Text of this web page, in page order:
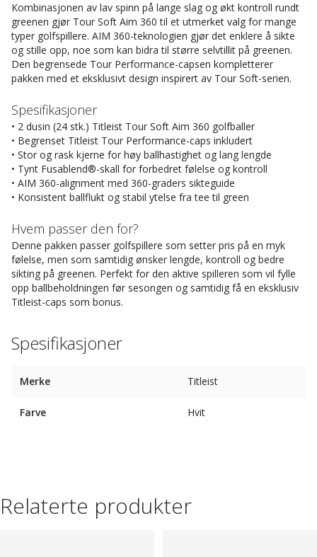
Kombinasjonen av lav spinn på lange slag og økt kontroll rundt
greenen gjør Tour Soft Aim 360 til et utmerket valg for mange
typer golfspillere. AIM 360-teknologien gjør det enklere å sikte
og stille opp, noe som kan bidra til større selvtillit på greenen.
Den begrensede Tour Performance-capsen kompletterer
pakken med et eksklusivt design inspirert av Tour Soft-serien.
Spesifikasjoner
• 2 dusin (24 stk.) Titleist Tour Soft Aim 360 golfballer
• Begrenset Titleist Tour Performance-caps inkludert
• Stor og rask kjerne for høy ballhastighet og lang lengde
• Tynt Fusablend®-skall for forbedret følelse og kontroll
• AIM 360-alignment med 360-graders sikteguide
• Konsistent ballflukt og stabil ytelse fra tee til green
Hvem passer den for?
Denne pakken passer golfspillere som setter pris på en myk
følelse, men som samtidig ønsker lengde, kontroll og bedre
sikting på greenen. Perfekt for den aktive spilleren som vil fylle
opp ballbeholdningen før sesongen og samtidig få en eksklusiv
Titleist-caps som bonus.
Spesifikasjoner
Merke Titleist
Farve Hvit
Relaterte produkter